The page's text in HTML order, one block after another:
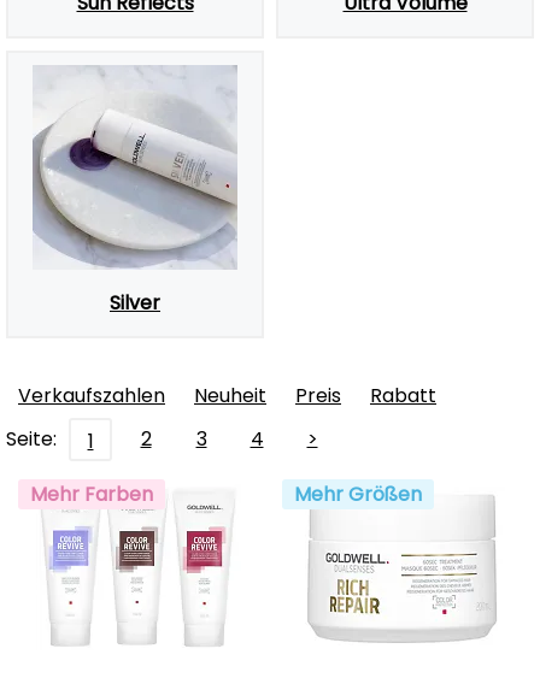
Silver
Verkaufszahlen Neuheit Preis
Rabatt
Seite:
1 2 3 4
>
Mehr Farben
Mehr Größen